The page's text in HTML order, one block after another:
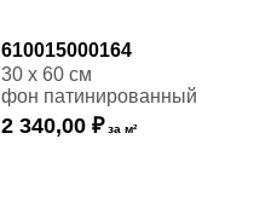
610015000164
30 x 60 см
фон патинированный
2 340,00 ₽ за м²